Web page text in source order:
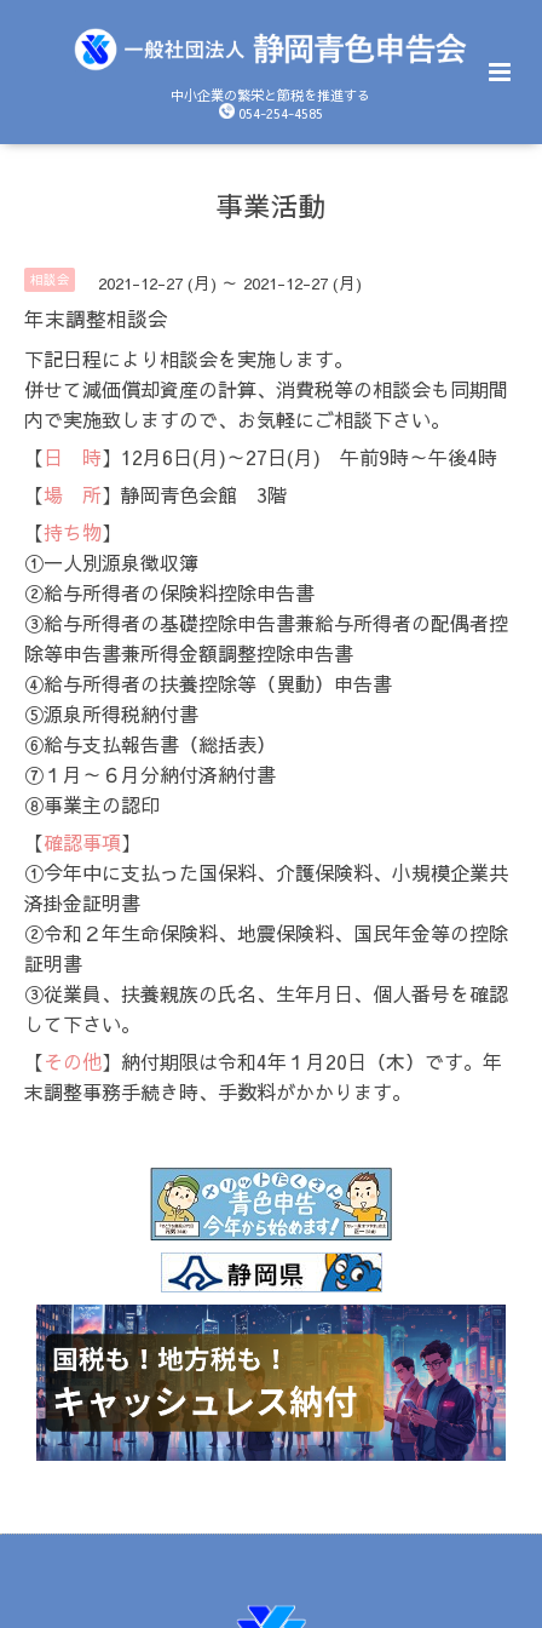
中小企業の繁栄と節税を推進する
054-254-4585
事業活動
相談会 2021-12-27 (月) ～ 2021-12-27 (月)
年末調整相談会
下記日程により相談会を実施します。
併せて減価償却資産の計算、消費税等の相談会も同期間
内で実施致しますので、お気軽にご相談下さい。
【日 時】12月6日(月)～27日(月) 午前9時～午後4時
【場 所】静岡青色会館 3階
【持ち物】
①一人別源泉徴収簿
②給与所得者の保険料控除申告書
③給与所得者の基礎控除申告書兼給与所得者の配偶者控
除等申告書兼所得金額調整控除申告書
④給与所得者の扶養控除等（異動）申告書
⑤源泉所得税納付書
⑥給与支払報告書（総括表）
⑦１月～６月分納付済納付書
⑧事業主の認印
【確認事項】
①今年中に支払った国保料、介護保険料、小規模企業共
済掛金証明書
②令和２年生命保険料、地震保険料、国民年金等の控除
証明書
③従業員、扶養親族の氏名、生年月日、個人番号を確認
して下さい。
【その他】納付期限は令和4年１月20日（木）です。年
末調整事務手続き時、手数料がかかります。